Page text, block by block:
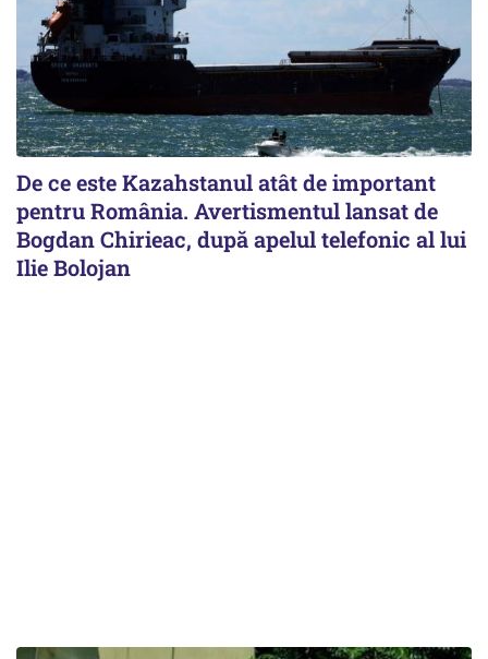
De ce este Kazahstanul atât de important
pentru România. Avertismentul lansat de
Bogdan Chirieac, după apelul telefonic al lui
Ilie Bolojan